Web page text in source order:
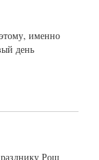
именно
день
Рош